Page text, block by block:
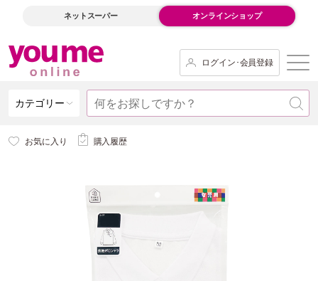
ネットスーパー オンラインショップ
ログイン･会員登録
カテゴリー
お気に入り 購入履歴